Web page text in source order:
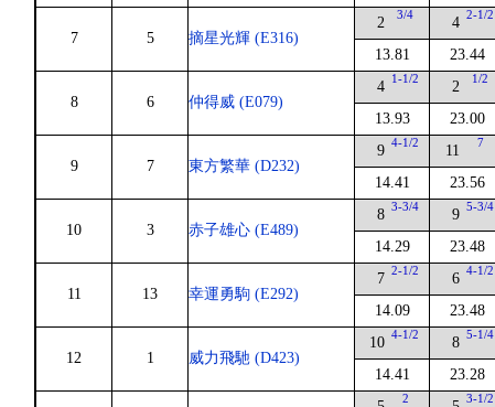
7 5 摘星光輝 (E316)
2 3/4
13.81
4 2-1/2
23.44
8 6 仲得威 (E079)
4 1-1/2
13.93
2 1/2
23.00
9 7 東方繁華 (D232)
9 4-1/2
14.41
11 7
23.56
10 3 赤子雄心 (E489)
8 3-3/4
14.29
9 5-3/4
23.48
11 13 幸運勇駒 (E292)
7 2-1/2
14.09
6 4-1/2
23.48
12 1 威力飛馳 (D423)
10 4-1/2
14.41
8 5-1/4
23.28
2 3-1/2